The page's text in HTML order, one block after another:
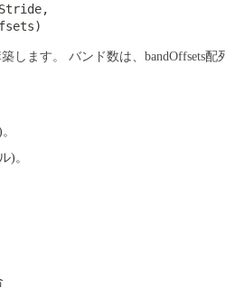
します。 バンド数は、bandOffsets配
)。